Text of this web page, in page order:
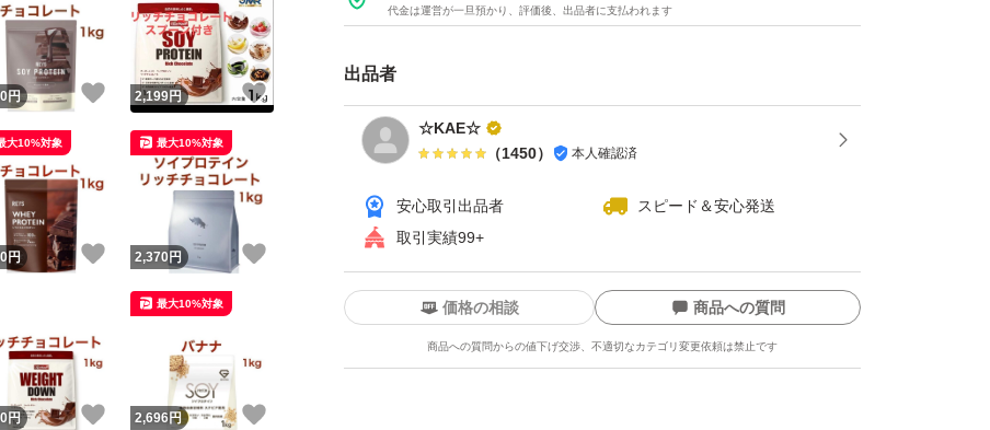
#チョコザップ
#ちょこざっぷ
#RIZAP
#プロテイン
#ホエイプロテイン
#ソイプロテイン
代金は運営が一旦預かり、評価後、出品者に支払われます
出品者
☆KAE☆
（1450） 本人確認済
安心取引出品者
スピード＆安心発送
取引実績99+
価格の相談 商品への質問
商品への質問からの値下げ交渉、不適切なカテゴリ変更依頼は禁止です
円 いいね！
2,199円
円 いいね！
大10%対象
2,370 円
最大10%対象
円 いいね！
2,696円
最大10%対象